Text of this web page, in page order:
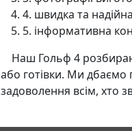
4. швидка та
5. інформативна
Наш Гольф 4
або готівки. Ми дбаємо
задоволення всім, хто